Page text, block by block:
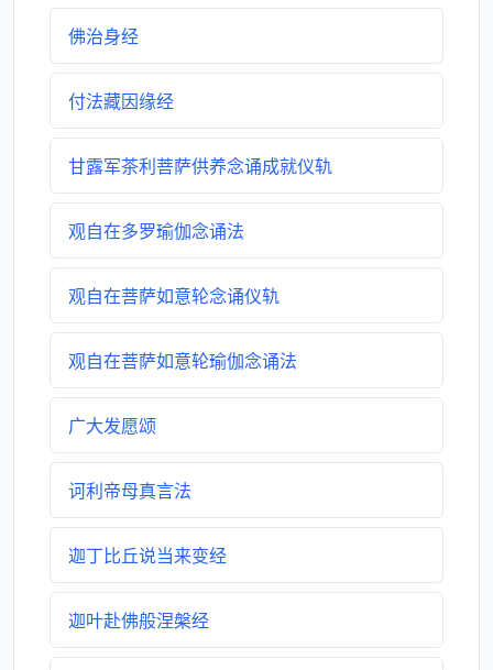
佛治身经
付法藏因缘经
甘露军茶利菩萨供养念诵成就仪轨
观自在多罗瑜伽念诵法
观自在菩萨如意轮念诵仪轨
观自在菩萨如意轮瑜伽念诵法
广大发愿颂
诃利帝母真言法
迦丁比丘说当来变经
迦叶赴佛般涅槃经